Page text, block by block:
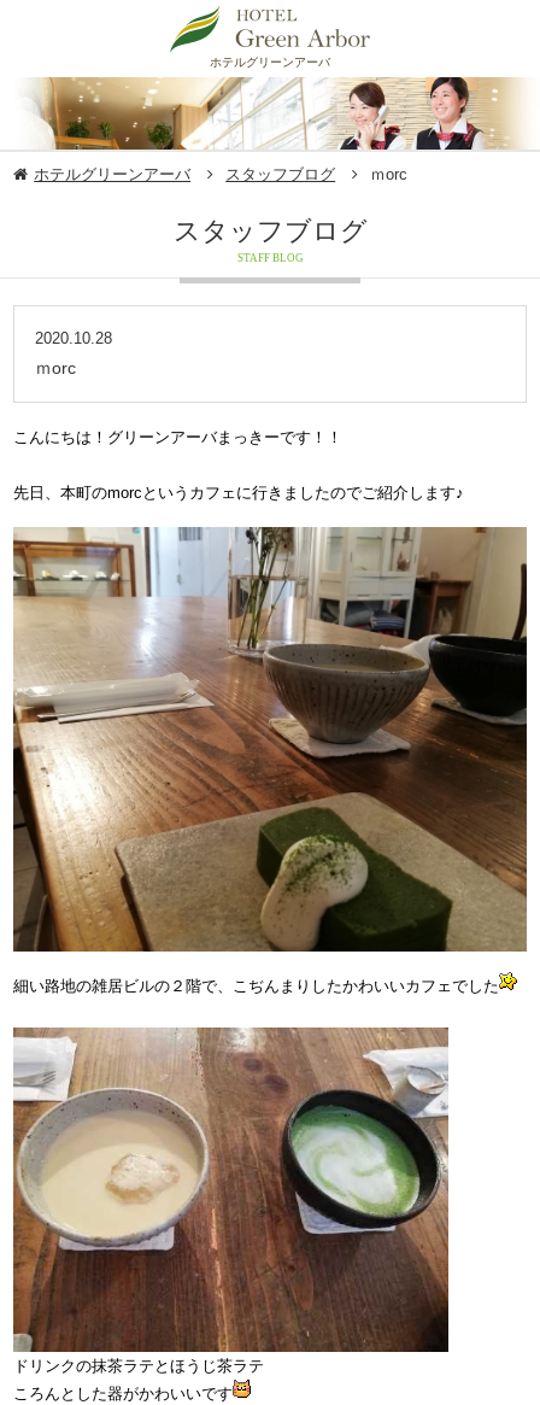
ホテルグリーンアーバ
ホテルグリーンアーバ スタッフブログ ｍorc
スタッフブログ
STAFF BLOG
2020.10.28
ｍorc
こんにちは！グリーンアーバまっきーです！！
先日、本町のmorcというカフェに行きましたのでご紹介します♪
細い路地の雑居ビルの２階で、こぢんまりしたかわいいカフェでした
ドリンクの抹茶ラテとほうじ茶ラテ
ころんとした器がかわいいです